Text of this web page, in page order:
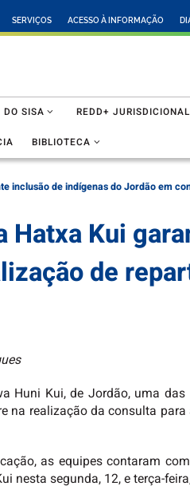
SERVIÇOS ACESSO À INFORMAÇÃO
DO SISA REDD+
BIBLIOTECA
inclusão de indígenas do Jordão em
Hatxa Kui
de
Huni Kui, de Jordão, uma
na realização da consulta
as equipes contaram
nesta segunda, 12, e terça-